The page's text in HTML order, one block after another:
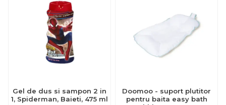
Gel de dus si sampon 2 in
1, Spiderman, Baieti, 475 ml
Doomoo - suport plutitor
pentru baita easy bath